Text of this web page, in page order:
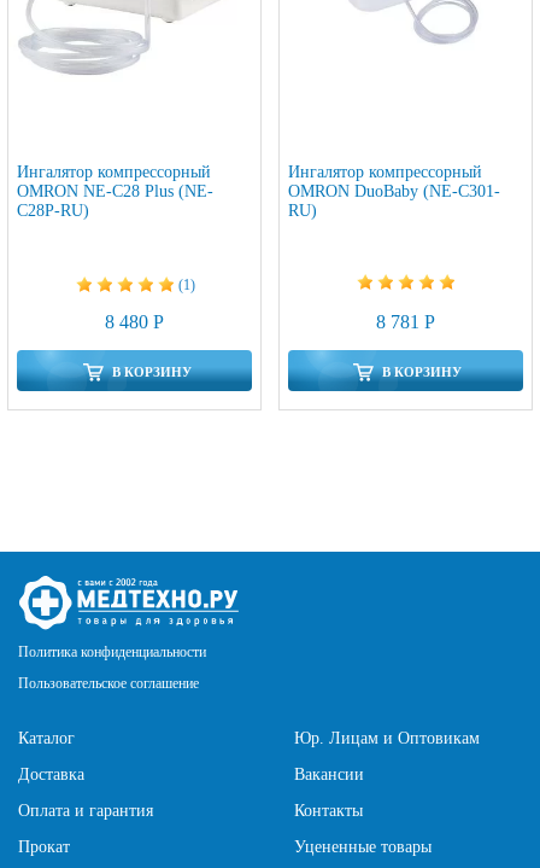
Ингалятор компрессорный
OMRON NE-C28 Plus (NE-
C28P-RU)
(1)
8 480 Р
В КОРЗИНУ
Ингалятор компрессорный
OMRON DuoBaby (NE-C301-
RU)
8 781 Р
В КОРЗИНУ
Политика конфиденциальности
Пользовательское соглашение
Каталог
Доставка
Оплата и гарантия
Прокат
Юр. Лицам и Оптовикам
Вакансии
Контакты
Уцененные товары